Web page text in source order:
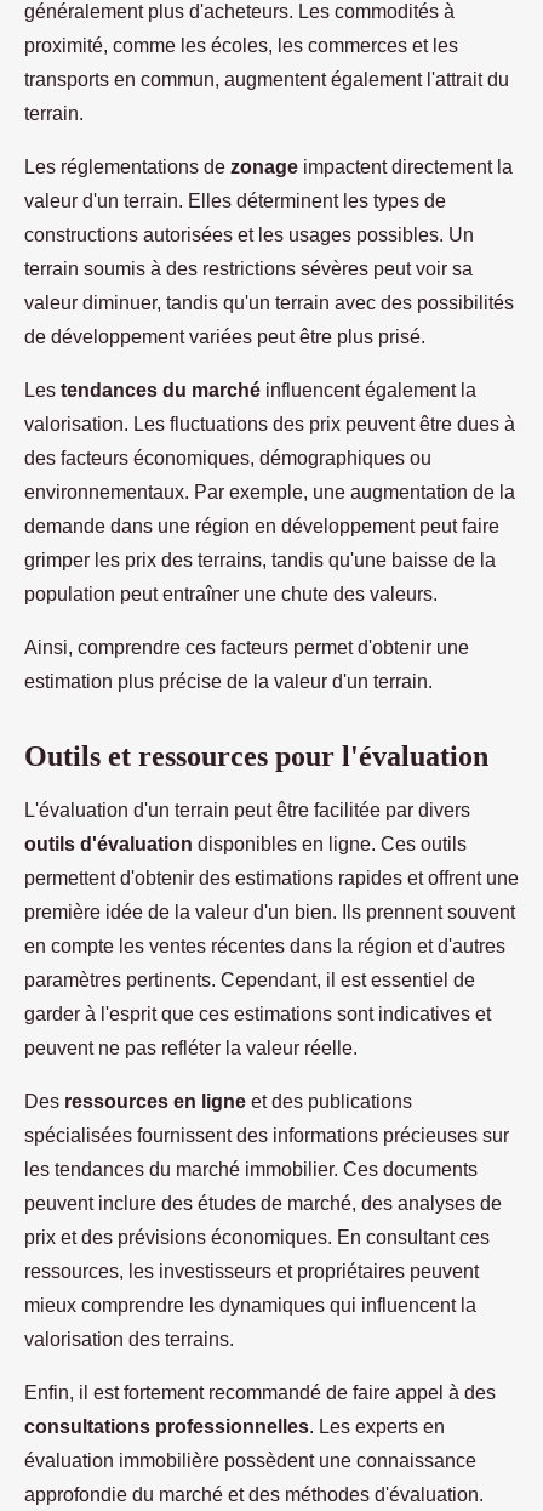
généralement plus d'acheteurs. Les commodités à
proximité, comme les écoles, les commerces et les
transports en commun, augmentent également l'attrait du
terrain.
Les réglementations de zonage impactent directement la
valeur d'un terrain. Elles déterminent les types de
constructions autorisées et les usages possibles. Un
terrain soumis à des restrictions sévères peut voir sa
valeur diminuer, tandis qu'un terrain avec des possibilités
de développement variées peut être plus prisé.
Les tendances du marché influencent également la
valorisation. Les fluctuations des prix peuvent être dues à
des facteurs économiques, démographiques ou
environnementaux. Par exemple, une augmentation de la
demande dans une région en développement peut faire
grimper les prix des terrains, tandis qu'une baisse de la
population peut entraîner une chute des valeurs.
Ainsi, comprendre ces facteurs permet d'obtenir une
estimation plus précise de la valeur d'un terrain.
Outils et ressources pour l'évaluation
L'évaluation d'un terrain peut être facilitée par divers
outils d'évaluation disponibles en ligne. Ces outils
permettent d'obtenir des estimations rapides et offrent une
première idée de la valeur d'un bien. Ils prennent souvent
en compte les ventes récentes dans la région et d'autres
paramètres pertinents. Cependant, il est essentiel de
garder à l'esprit que ces estimations sont indicatives et
peuvent ne pas refléter la valeur réelle.
Des ressources en ligne et des publications
spécialisées fournissent des informations précieuses sur
les tendances du marché immobilier. Ces documents
peuvent inclure des études de marché, des analyses de
prix et des prévisions économiques. En consultant ces
ressources, les investisseurs et propriétaires peuvent
mieux comprendre les dynamiques qui influencent la
valorisation des terrains.
Enfin, il est fortement recommandé de faire appel à des
consultations professionnelles. Les experts en
évaluation immobilière possèdent une connaissance
approfondie du marché et des méthodes d'évaluation.